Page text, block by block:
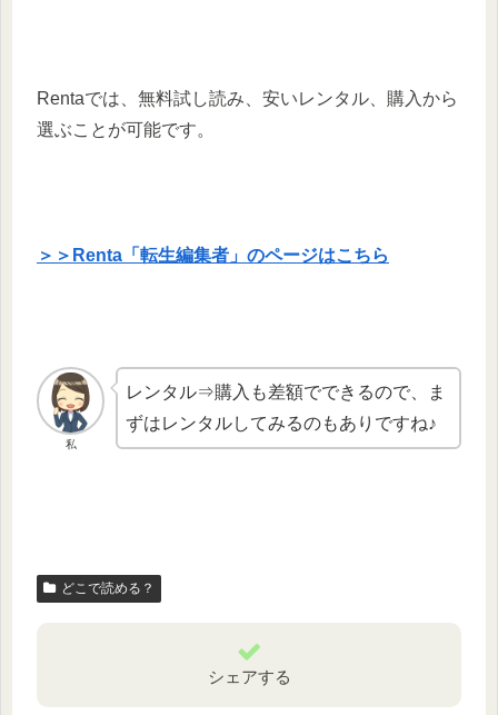
Rentaでは、無料試し読み、安いレンタル、購入から
選ぶことが可能です。
＞＞Renta「転生編集者」のページはこちら
私
レンタル⇒購入も差額でできるので、ま
ずはレンタルしてみるのもありですね♪
どこで読める？
シェアする